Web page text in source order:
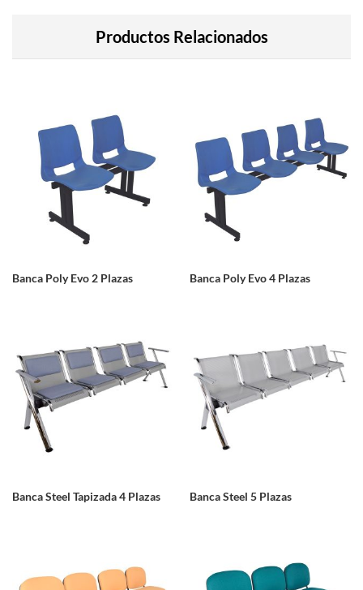
Productos Relacionados
Banca Poly Evo 2 Plazas Banca Poly Evo 4 Plazas
Banca Steel Tapizada 4 Plazas Banca Steel 5 Plazas